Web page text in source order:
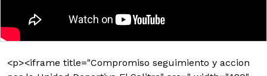
<p><iframe title="Compromiso seguimiento y accion